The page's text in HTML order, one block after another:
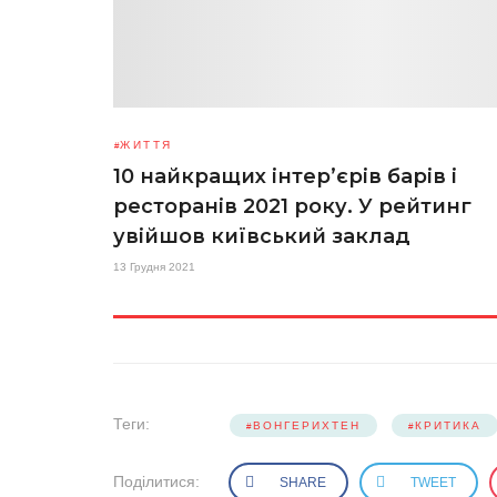
ЖИТТЯ
10 найкращих інтер’єрів барів і
ресторанів 2021 року. У рейтинг
увійшов київський заклад
13 Грудня 2021
Теги: ВОНГЕРИХТЕН КРИТИКА
Поділитися: SHARE TWEET